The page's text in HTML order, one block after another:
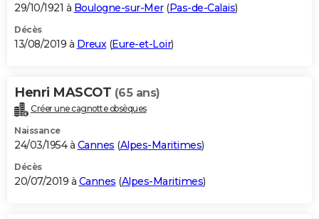
29/10/1921 à Boulogne-sur-Mer(Pas-de-Calais)
Décès
13/08/2019 à Dreux(Eure-et-Loir)
Henri MASCOT (65 ans)
Créer une cagnotte obsèques
Naissance
24/03/1954 à Cannes (Alpes-Maritimes)
Décès
20/07/2019 à Cannes (Alpes-Maritimes)